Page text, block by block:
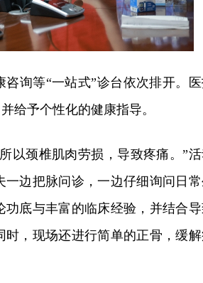
询等“一站式”诊台依次排开。
给予个性化的健康指导。
以颈椎肌肉劳损，导致疼痛。”
边把脉问诊，一边仔细询问日
底与丰富的临床经验，并结合
，现场还进行简单的正骨，缓